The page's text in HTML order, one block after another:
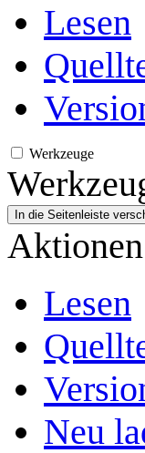
Lesen
Werkzeuge
In die Seitenleiste
Aktionen
Lesen
Neu